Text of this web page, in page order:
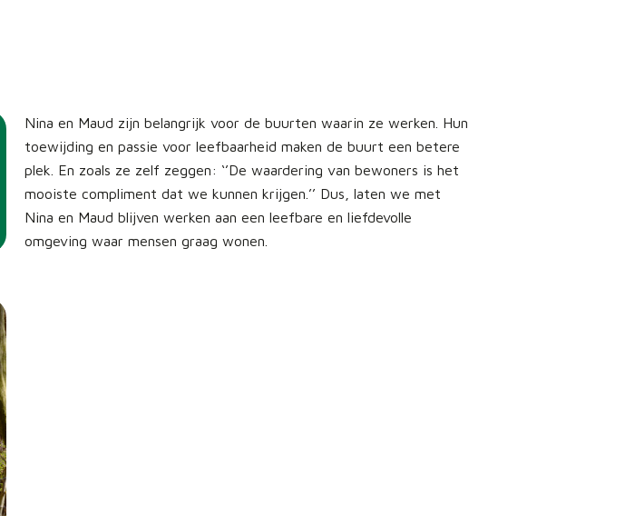
Nina en Maud zijn belangrijk voor de buurten waarin ze werken. Hun
toewijding en passie voor leefbaarheid maken de buurt een betere
plek. En zoals ze zelf zeggen: ‘’De waardering van bewoners is het
mooiste compliment dat we kunnen krijgen.’’ Dus, laten we met
Nina en Maud blijven werken aan een leefbare en liefdevolle
omgeving waar mensen graag wonen.